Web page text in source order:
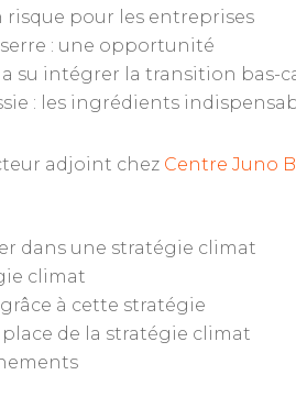
pour les entreprises
: une opportunité
a su intégrer la transition
: les ingrédients
adjoint chez Centre Juno
dans une stratégie climat
climat
à cette stratégie
de la stratégie climat